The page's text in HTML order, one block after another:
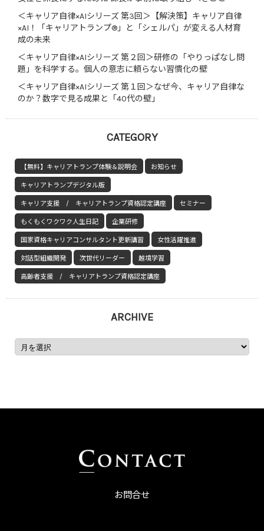
＜キャリア自律×AIシリーズ 第3回＞【解決策】キャリア自律
×AI！「キャリアトランプ®」と「シェルパ」が変える人材育
成の未来
＜キャリア自律×AIシリーズ 第２回＞研修の「やりっぱなし問
題」を科学する。個人の意志に頼らない習慣化の壁
＜キャリア自律×AIシリーズ 第１回＞なぜ今、キャリア自律な
のか？数字で見る成果と「40代の壁」
CATEGORY
【無料】キャリアトランプ体験＆説明会 お知らせ
キャリアトランプデジタル版
キャリア支援 / キャリアトランプ資格認定講座 セミナー
もくもくワクワク人生日記 企業研修
国家資格キャリアコンサルタント更新講習 女性活躍推進
対話型組織開発 次世代リーダー 越境学習
高齢者支援 / キャリアトランプ資格認定講座
ARCHIVE
お問合せ